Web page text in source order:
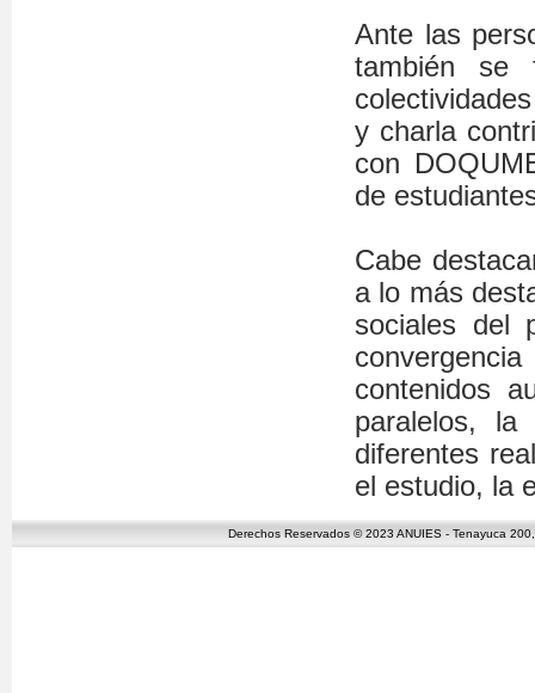
Ante las
también se
y charla
con
de
Cabe
a lo más
sociales del
contenidos
paralelos, la
diferentes
el estudio, la
Derechos Reservados © 2023 ANUIES - Tenayuca